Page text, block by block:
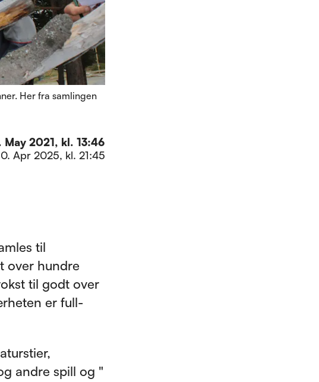
Her fra samlingen
May 2021, kl. 13:46
Apr 2025, kl. 21:45
til
over hundre
til godt over
er full-
andre spill og "